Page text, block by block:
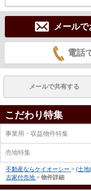
メール
電話
メールで共有する
こだわり特集
事業用・収益物件特集
売地特集
不動産ならケイオーシー > (土地
古家付売地 > 物件詳細